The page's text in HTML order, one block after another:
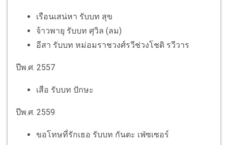
เรือนเสน่หา รับบท สุข
จ้าวพายุ รับบท ศุวิล (ลม)
อีสา รับบท หม่อมราชวงศ์รวีช่วงโชติ รวีวาร
ปีพ.ศ. 2557
เสือ รับบท ปักษะ
ปีพ.ศ. 2559
ขอโทษที่รักเธอ รับบท กันตะ เฟ่ซเซอร์